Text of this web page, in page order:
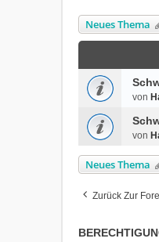
Neues Thema
von
von
Neues Thema
Zurück Zur